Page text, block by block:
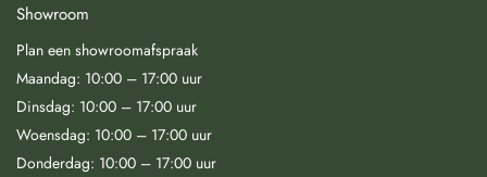
Showroom
Plan een showroomafspraak
Maandag: 10:00 – 17:00 uur
Dinsdag: 10:00 – 17:00 uur
Woensdag: 10:00 – 17:00 uur
Donderdag: 10:00 – 17:00 uur